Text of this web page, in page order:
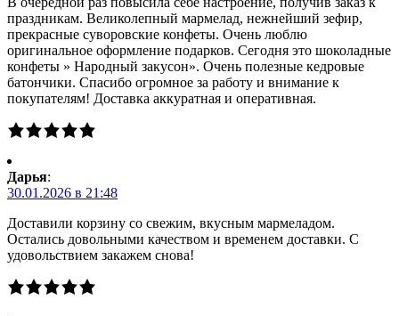
праздникам. Великолепный мармелад, нежнейший зефир,
прекрасные суворовские конфеты. Очень люблю
оригинальное оформление подарков. Сегодня это шоколадные
конфеты » Народный закусон». Очень полезные кедровые
батончики. Спасибо огромное за работу и внимание к
покупателям! Доставка аккуратная и оперативная.
Дарья:
30.01.2026 в 21:48
Доставили корзину со свежим, вкусным мармеладом.
Остались довольными качеством и временем доставки. С
удовольствием закажем снова!